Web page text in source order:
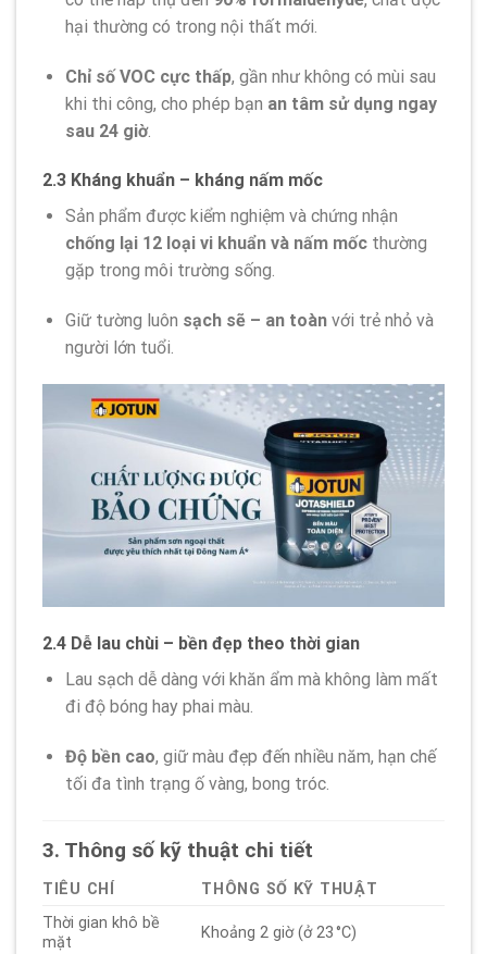
hại thường có trong nội thất mới.
Chỉ số VOC cực thấp, gần như không có mùi sau
khi thi công, cho phép bạn an tâm sử dụng ngay
sau 24 giờ.
2.3 Kháng khuẩn – kháng nấm mốc
Sản phẩm được kiểm nghiệm và chứng nhận
chống lại 12 loại vi khuẩn và nấm mốcthường
gặp trong môi trường sống.
Giữ tường luôn sạch sẽ – an toànvới trẻ nhỏ và
người lớn tuổi.
2.4 Dễ lau chùi – bền đẹp theo thời gian
Lau sạch dễ dàng với khăn ẩm mà không làm mất
đi độ bóng hay phai màu.
Độ bền cao, giữ màu đẹp đến nhiều năm, hạn chế
tối đa tình trạng ố vàng, bong tróc.
3. Thông số kỹ thuật chi tiết
TIÊU CHÍ
THÔNG SỐ KỸ THUẬT
Thời gian khô bề
mặt
Khoảng 2 giờ (ở 23 °C)